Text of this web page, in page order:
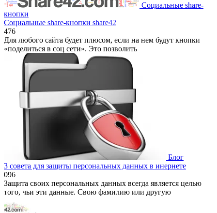
Социальные share-
кнопки
Социальные share-кнопки share42
476
Для любого сайта будет плюсом, если на нем будут кнопки
«поделиться в соц сети». Это позволить
Блог
3 совета для защиты персональных данных в инернете
096
Защита своих персональных данных всегда является целью
того, чьи эти данные. Свою фамилию или другую